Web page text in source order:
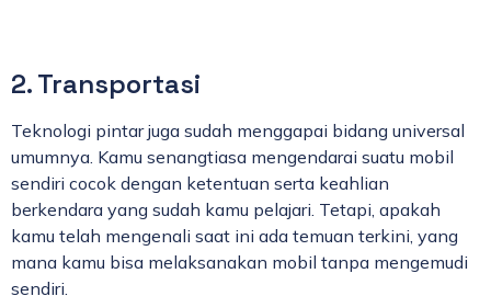
2. Transportasi
Teknologi pintar juga sudah menggapai bidang universal
umumnya. Kamu senangtiasa mengendarai suatu mobil
sendiri cocok dengan ketentuan serta keahlian
berkendara yang sudah kamu pelajari. Tetapi, apakah
kamu telah mengenali saat ini ada temuan terkini, yang
mana kamu bisa melaksanakan mobil tanpa mengemudi
sendiri.